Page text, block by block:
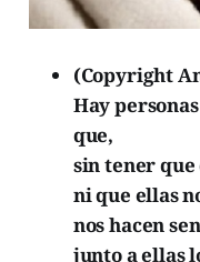
(Copyright
Hay
que,
sin tener
ni que ellas
nos hacen
junto a ellas